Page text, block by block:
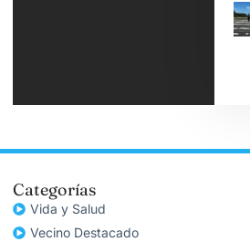
Categorías
Vida y Salud
Vecino Destacado